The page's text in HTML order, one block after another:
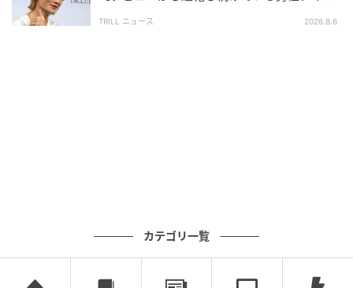
とにAIが本文を作成しておりますが、社内確認の後公
な？なんて心配していたら。
の記事をもっとみる
TRILL ニュース 2026.8.6
カテゴリ一覧